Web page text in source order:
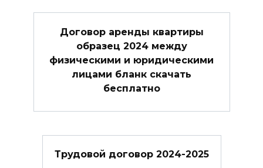
Договор аренды квартиры
образец 2024 между
физическими и юридическими
лицами бланк скачать
бесплатно
Трудовой договор 2024-2025